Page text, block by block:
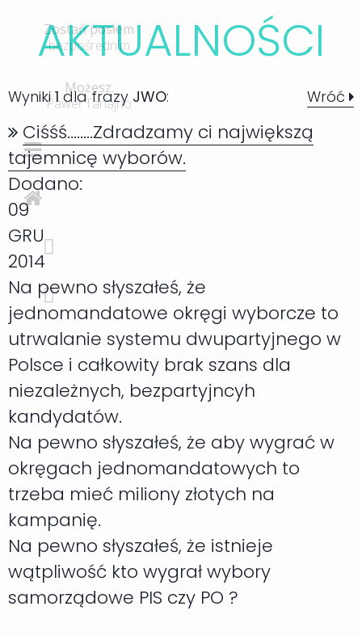
AKTUALNOŚCI
Wyniki1dla frazyJWO: Wróć
Ciśśś........Zdradzamy ci największą
tajemnicę wyborów.
Dodano:
09
GRU
2014
Na pewno słyszałeś, że
jednomandatowe okręgi wyborcze to
utrwalanie systemu dwupartyjnego w
Polsce i całkowity brak szans dla
niezależnych, bezpartyjncyh
kandydatów.
Na pewno słyszałeś, że aby wygrać w
okręgach jednomandatowych to
trzeba mieć miliony złotych na
kampanię.
Na pewno słyszałeś, że istnieje
wątpliwość kto wygrał wybory
samorządowe PIS czy PO ?
Zostań posłem
bezpośrednim
Możesz.
Paweł Tanajno